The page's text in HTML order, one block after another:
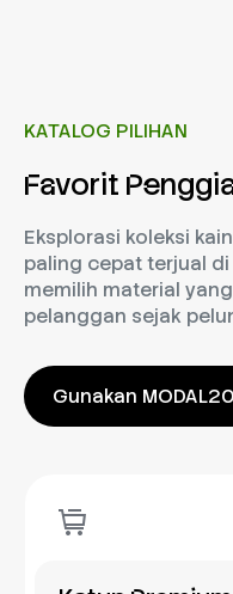
KATALOG PILIHAN
Favorit
Eksplorasi koleksi
paling cepat terjual
memilih material
pelanggan sejak
Gunakan MODAL20